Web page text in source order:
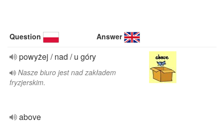
Question Answer
powyżej / nad / u góry
Nasze biuro jest nad zakładem
fryzjerskim.
above